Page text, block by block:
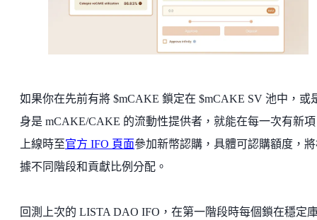
如果你在先前有將 $mCAKE 鎖定在 $mCAKE SV 池中，或
身是 mCAKE/CAKE 的流動性提供者，就能在每一次有新
上線時至官方 IFO 頁面參加新幣認購，具體可認購額度，
據不同階段和貢獻比例分配。
回測上次的 LISTA DAO IFO，在第一階段時每個鎖在穩定